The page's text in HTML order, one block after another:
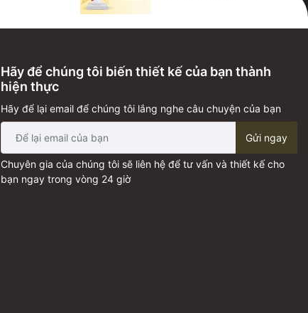
Hãy để chúng tôi biến thiết kế của bạn thành
hiện thực
Hãy để lại email để chúng tôi lắng nghe câu chuyện của bạn
Gửi ngay
Chuyên gia của chúng tôi sẽ liên hệ để tư vấn và thiết kế cho
bạn ngay trong vòng 24 giờ